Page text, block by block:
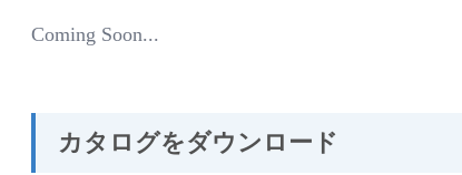
Coming Soon...
カタログをダウンロード